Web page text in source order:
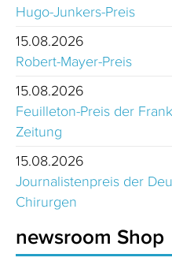
Hugo-Junkers-Preis
15.08.2026
Robert-Mayer-Preis
15.08.2026
Feuilleton-Preis der
Zeitung
15.08.2026
Journalistenpreis der
Chirurgen
newsroom Shop